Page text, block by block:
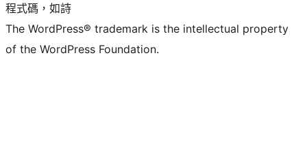
程式碼，如詩
The WordPress® trademark is the intellectual property
of the WordPress Foundation.